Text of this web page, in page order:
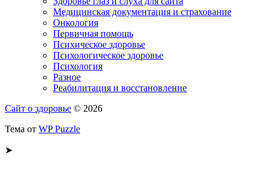
Медицинская документация и страхование
Онкология
Первичная помощь
Психическое здоровье
Психологическое здоровье
Психология
Разное
Реабилитация и восстановление
Сайт о здоровье © 2026
Тема от WP Puzzle
➤